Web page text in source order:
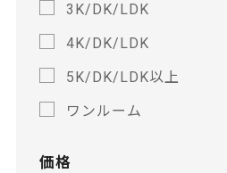
3K/DK/LDK
4K/DK/LDK
5K/DK/LDK以上
ワンルーム
価格